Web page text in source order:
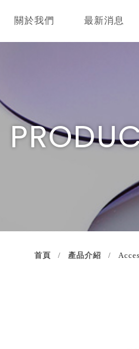
關於我們 最新消息
首頁 產品介紹